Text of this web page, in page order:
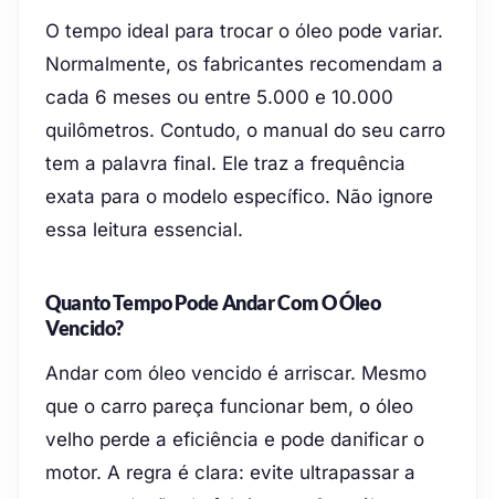
O tempo ideal para trocar o óleo pode variar.
Normalmente, os fabricantes recomendam a
cada 6 meses ou entre 5.000 e 10.000
quilômetros. Contudo, o manual do seu carro
tem a palavra final. Ele traz a frequência
exata para o modelo específico. Não ignore
essa leitura essencial.
Quanto Tempo Pode Andar Com O Óleo
Vencido?
Andar com óleo vencido é arriscar. Mesmo
que o carro pareça funcionar bem, o óleo
velho perde a eficiência e pode danificar o
motor. A regra é clara: evite ultrapassar a